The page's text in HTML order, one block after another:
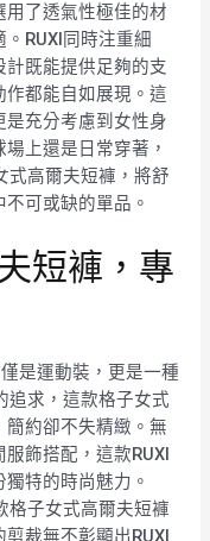
了透氣性極佳的材
RUXI同時注重細
既能提供足夠的支
都能自如展現。這
充分考慮到女性身
上還是日常穿著，
式高爾夫短褲，將舒
可或缺的單品。
短褲，專
是運動裝，更是一種
追求，這款格子女式
約卻不失精緻。無
飾搭配，這款RUXI
特的時尚魅力。
格子女式高爾夫短褲
裁無不彰顯出RUXI